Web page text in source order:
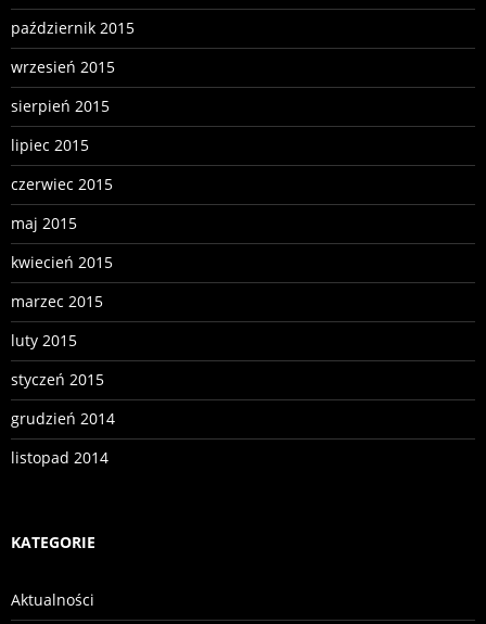
październik 2015
wrzesień 2015
sierpień 2015
lipiec 2015
czerwiec 2015
maj 2015
kwiecień 2015
marzec 2015
luty 2015
styczeń 2015
grudzień 2014
listopad 2014
KATEGORIE
Aktualności